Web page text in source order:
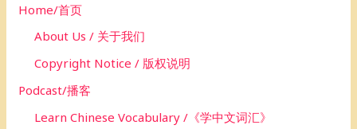
rHome/首页
About Us / 关于我们
Copyright Notice / 版权说明
Podcast/播客
Learn Chinese Vocabulary /《学中文词汇》